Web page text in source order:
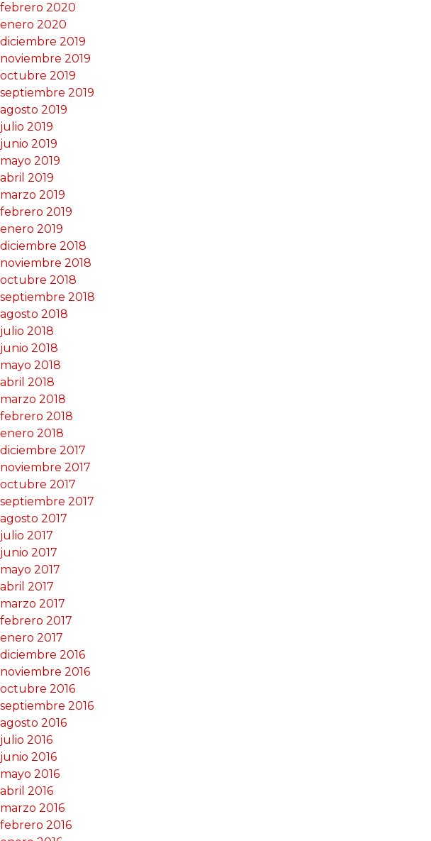
febrero 2020
enero 2020
diciembre 2019
noviembre 2019
octubre 2019
septiembre 2019
agosto 2019
julio 2019
junio 2019
mayo 2019
abril 2019
marzo 2019
febrero 2019
enero 2019
diciembre 2018
noviembre 2018
octubre 2018
septiembre 2018
agosto 2018
julio 2018
junio 2018
mayo 2018
abril 2018
marzo 2018
febrero 2018
enero 2018
diciembre 2017
noviembre 2017
octubre 2017
septiembre 2017
agosto 2017
julio 2017
junio 2017
mayo 2017
abril 2017
marzo 2017
febrero 2017
enero 2017
diciembre 2016
noviembre 2016
octubre 2016
septiembre 2016
agosto 2016
julio 2016
junio 2016
mayo 2016
abril 2016
marzo 2016
febrero 2016